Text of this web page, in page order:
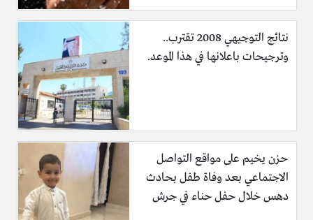
نقابة الاطباء البيطريين تصرف 200 دينار للمتقاعدين
وفي سياق متصل، اعلن مجلس نقابة الاطباء البيطريين عن صرف
مبلغ 200 دينار لكل طبيب بيطري متقاعد من الامانات المالية
المستحقة له، تزامنا مع احتفالات المملكة بعيد الاستقلال الثمانين
واوضح المجلس ان هذه الخطوة جاءت تقديرا لمسيرة العطاء
نتائج التوجيهي 2008 تقترب..
وترجيحات باعلانها في هذا الموعد.
حزن يخيم على مواقع التواصل
الاجتماعي بعد وفاة طفل بحادث
دهس خلال حفل حناء في جرش